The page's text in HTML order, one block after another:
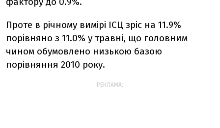
Проте в річному вимірі ІСЦ зріс на 11.9%
порівняно з 11.0% у травні, що головним
чином обумовлено низькою базою
порівняння 2010 року.
РЕКЛАМА: